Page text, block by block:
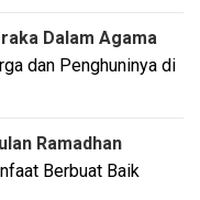
Dalam Agama
dan Penghuninya di
Ramadhan
Berbuat Baik